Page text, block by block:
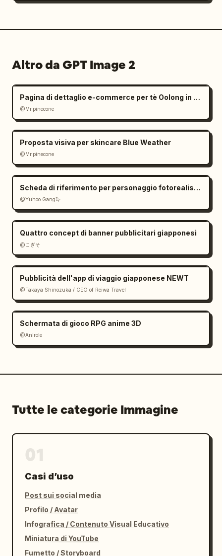
Altro da GPT Image 2
Pagina di dettaglio e-commerce per tè Oolong in stile Zen
@Mr.pinecone
Proposta visiva per skincare Blue Weather
@Mr.pinecone
Scheda di riferimento per personaggio fotorealistico
@Yuhoo Gang🦭
Quattro concept di banner pubblicitari giapponesi
@こぎそ
Pubblicità dell'app di viaggio giapponese NEWT
@Takaya Shinozuka / CEO of Reiwa Travel
Schermata di gioco RPG anime 3D
@Anirole
Tutte le categorie Immagine
Casi d’uso
Post sui social media
Profilo / Avatar
Infografica / Contenuto Visual Educativo
Miniatura di YouTube
Fumetto / Storyboard